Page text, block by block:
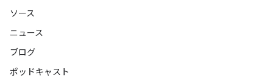
ソース
ニュース
ブログ
ポッドキャスト